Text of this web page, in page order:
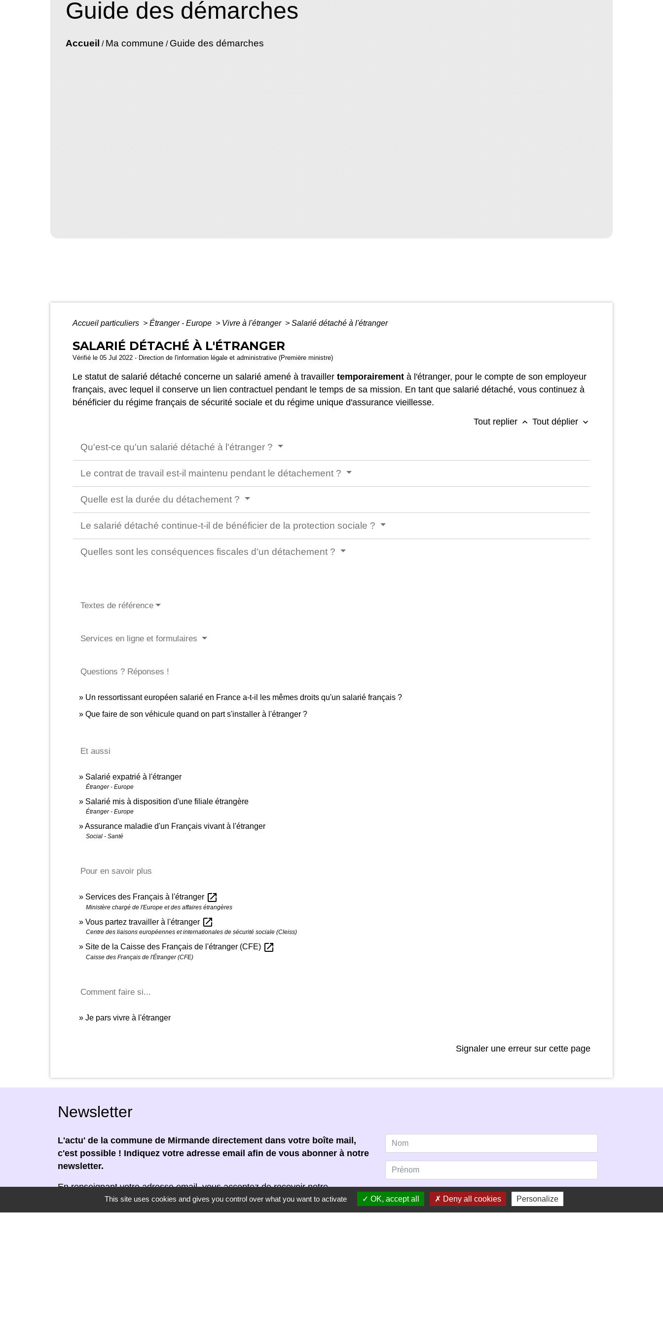
Guide des démarches
Accueil / Ma commune / Guide des démarches
Accueil particuliers > Étranger - Europe > Vivre à l'étranger > Salarié détaché à l'étranger
SALARIÉ DÉTACHÉ À L'ÉTRANGER
Vérifié le 05 Jul 2022 - Direction de l'information légale et administrative (Première ministre)
Le statut de salarié détaché concerne un salarié amené à travailler temporairement à l'étranger, pour le compte de son employeur
français, avec lequel il conserve un lien contractuel pendant le temps de sa mission. En tant que salarié détaché, vous continuez à
bénéficier du régime français de sécurité sociale et du régime unique d'assurance vieillesse.
Tout replier keyboard_arrow_up Tout déplier keyboard_arrow_down
Qu'est-ce qu'un salarié détaché à l'étranger ?
Le contrat de travail est-il maintenu pendant le détachement ?
Quelle est la durée du détachement ?
Le salarié détaché continue-t-il de bénéficier de la protection sociale ?
Quelles sont les conséquences fiscales d'un détachement ?
Textes de référence
Services en ligne et formulaires
Questions ? Réponses !
Un ressortissant européen salarié en France a-t-il les mêmes droits qu'un salarié français ?
Que faire de son véhicule quand on part s'installer à l'étranger ?
Et aussi
Salarié expatrié à l'étranger
Étranger - Europe
Salarié mis à disposition d'une filiale étrangère
Étranger - Europe
Assurance maladie d'un Français vivant à l'étranger
Social - Santé
Pour en savoir plus
Services des Français à l'étranger open_in_new
Ministère chargé de l'Europe et des affaires étrangères
Vous partez travailler à l'étranger open_in_new
Centre des liaisons européennes et internationales de sécurité sociale (Cleiss)
Site de la Caisse des Français de l'étranger (CFE) open_in_new
Caisse des Français de l'Étranger (CFE)
Comment faire si...
Je pars vivre à l'étranger
Signaler une erreur sur cette page
Newsletter
L'actu' de la commune de Mirmande directement dans votre boîte mail,
c'est possible ! Indiquez votre adresse email afin de vous abonner à notre
newsletter.
En renseignant votre adresse email, vous acceptez de recevoir notre
newsletter par courrier électronique. Vous pouvez vous désinscrire à tout
moment en cliquant dans un lien de désinscription dans chaque newsletter
This site uses cookies and gives you control over what you want to activate OK, accept all Deny all cookies Personalize